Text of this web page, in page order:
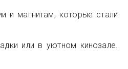
и магнитам, которые стали
или в уютном кинозале.